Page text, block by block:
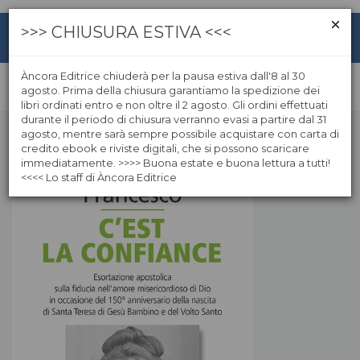
>>> CHIUSURA ESTIVA <<<
Àncora Editrice chiuderà per la pausa estiva dall'8 al 30
agosto. Prima della chiusura garantiamo la spedizione dei
libri ordinati entro e non oltre il 2 agosto. Gli ordini effettuati
durante il periodo di chiusura verranno evasi a partire dal 31
agosto, mentre sarà sempre possibile acquistare con carta di
credito ebook e riviste digitali, che si possono scaricare
immediatamente. >>>> Buona estate e buona lettura a tutti!
<<<< Lo staff di Àncora Editrice